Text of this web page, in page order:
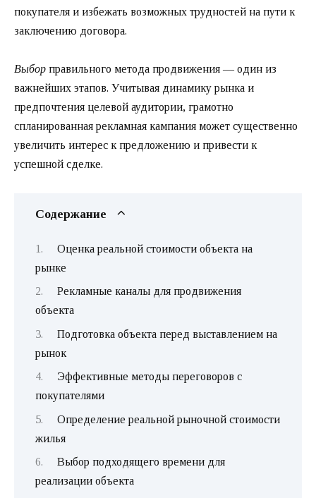
покупателя и избежать возможных трудностей на пути к
заключению договора.
Выбор правильного метода продвижения — один из
важнейших этапов. Учитывая динамику рынка и
предпочтения целевой аудитории, грамотно
спланированная рекламная кампания может существенно
увеличить интерес к предложению и привести к
успешной сделке.
Содержание
Оценка реальной стоимости объекта на
рынке
Рекламные каналы для продвижения
объекта
Подготовка объекта перед выставлением на
рынок
Эффективные методы переговоров с
покупателями
Определение реальной рыночной стоимости
жилья
Выбор подходящего времени для
реализации объекта